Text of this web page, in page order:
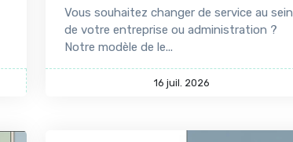
Vous souhaitez changer de service au sein
de votre entreprise ou administration ?
Notre modèle de le...
16 juil. 2026